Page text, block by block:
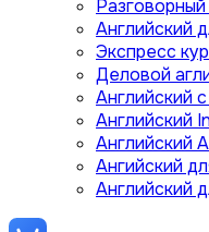
Английский
Экспресс
Деловой
Английский
Английский
Английский
Ангийский
Английский